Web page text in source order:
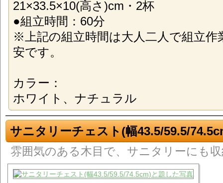
21×33.5×10(高さ)cm・2杯
●組立時間：60分
※上記の組立時間は大人二人で組立作
安です。
カラー：
ホワイト、ナチュラル
サニタリーチェスト(幅43.5/59.5/
雰囲気のある木目で、サニタリーにも